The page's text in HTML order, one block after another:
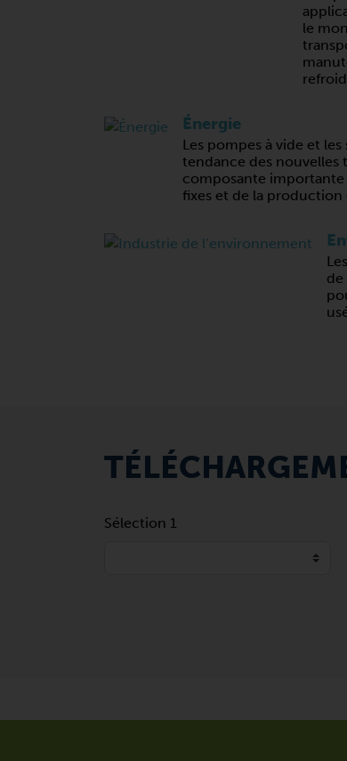
le
Énergie
Les pompes à vide et
tendance des nouvelles
composante
fixes et de la production
de
Sélection 1